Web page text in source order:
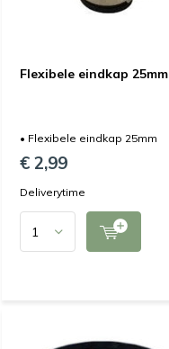
Flexibele eindkap 25mm
• Flexibele eindkap 25mm
€ 2,99
Deliverytime